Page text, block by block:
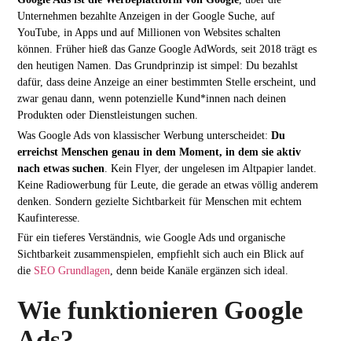
Unternehmen bezahlte Anzeigen in der Google Suche, auf
YouTube, in Apps und auf Millionen von Websites schalten
können. Früher hieß das Ganze Google AdWords, seit 2018 trägt es
den heutigen Namen. Das Grundprinzip ist simpel: Du bezahlst
dafür, dass deine Anzeige an einer bestimmten Stelle erscheint, und
zwar genau dann, wenn potenzielle Kund*innen nach deinen
Produkten oder Dienstleistungen suchen.
Was Google Ads von klassischer Werbung unterscheidet:Du
erreichst Menschen genau in dem Moment, in dem sie aktiv
nach etwas suchen . Kein Flyer, der ungelesen im Altpapier landet.
Keine Radiowerbung für Leute, die gerade an etwas völlig anderem
denken. Sondern gezielte Sichtbarkeit für Menschen mit echtem
Kaufinteresse.
Für ein tieferes Verständnis, wie Google Ads und organische
Sichtbarkeit zusammenspielen, empfiehlt sich auch ein Blick auf
die SEO Grundlagen , denn beide Kanäle ergänzen sich ideal.
Wie funktionieren Google